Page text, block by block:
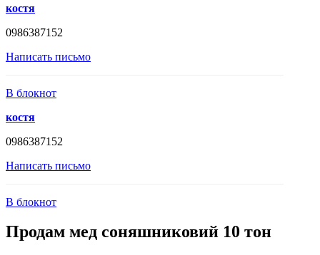
костя
0986387152
Написать письмо
В блокнот
костя
0986387152
Написать письмо
В блокнот
Продам мед соняшниковий 10 тон